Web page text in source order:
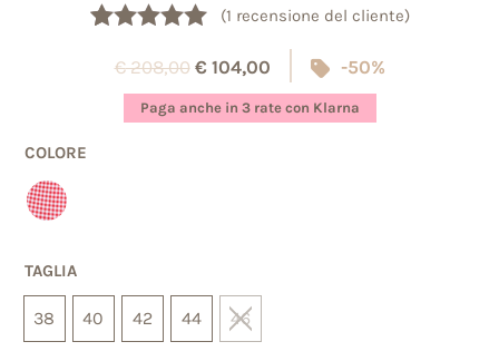
su 5 su
base di
recensioni
(1 recensione del cliente)
€208,00 €104,00 -50%
Paga anche in 3 rate con Klarna
COLORE
TAGLIA
38 40 42 44 46